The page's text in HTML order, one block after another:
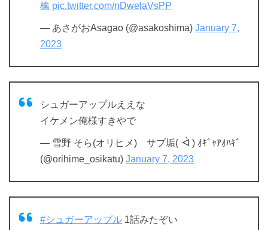
檎 pic.twitter.com/nDwelaVsPP
— あさがおAsagao (@asakoshima) January 7,
2023
シュガーアップルええな
イケメン俺様すきやで
— 雪野 そら(オリヒメ) サブ垢( ᐙ ) ｵｷﾞｬｱｵﾊｷﾞ
(@orihime_osikatu) January 7, 2023
#シュガーアップル 1話みたぞい